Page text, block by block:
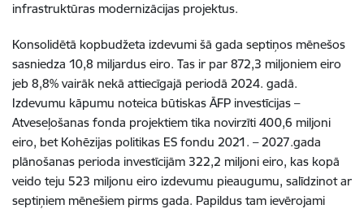
infrastruktūras modernizācijas projektus.
Konsolidētā kopbudžeta izdevumi šā gada septiņos mēnešos
sasniedza 10,8 miljardus eiro. Tas ir par 872,3 miljoniem eiro
jeb 8,8% vairāk nekā attiecīgajā periodā 2024. gadā.
Izdevumu kāpumu noteica būtiskas ĀFP investīcijas –
Atveseļošanas fonda projektiem tika novirzīti 400,6 miljoni
eiro, bet Kohēzijas politikas ES fondu 2021. – 2027.gada
plānošanas perioda investīcijām 322,2 miljoni eiro, kas kopā
veido teju 523 miljonu eiro izdevumu pieaugumu, salīdzinot ar
septiņiem mēnešiem pirms gada. Papildus tam ievērojami